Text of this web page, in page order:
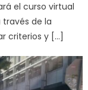
el curso virtual
de la
criterios y […]